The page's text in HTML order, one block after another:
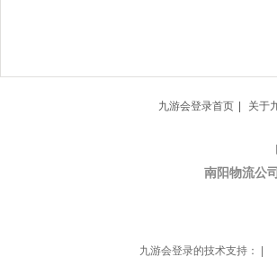
九游会登录首页 关于
南阳物流公司
九游会登录的技术支持： |